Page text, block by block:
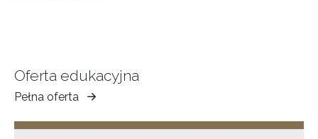
Oferta edukacyjna
Pełna oferta
Muzeum
Ziemi